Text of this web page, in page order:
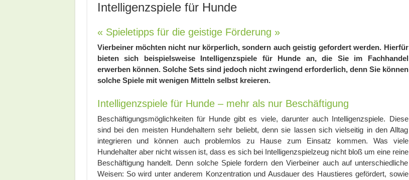
Intelligenzspiele für Hunde
« Spieletipps für die geistige Förderung »
Vierbeiner möchten nicht nur körperlich, sondern auch geistig gefordert werden. Hierfür
bieten sich beispielsweise Intelligenzspiele für Hunde an, die Sie im Fachhandel
erwerben können. Solche Sets sind jedoch nicht zwingend erforderlich, denn Sie können
solche Spiele mit wenigen Mitteln selbst kreieren.
Intelligenzspiele für Hunde – mehr als nur Beschäftigung
Beschäftigungsmöglichkeiten für Hunde gibt es viele, darunter auch Intelligenzspiele. Diese
sind bei den meisten Hundehaltern sehr beliebt, denn sie lassen sich vielseitig in den Alltag
integrieren und können auch problemlos zu Hause zum Einsatz kommen. Was viele
Hundehalter aber nicht wissen ist, dass es sich bei Intelligenzspielzeug nicht bloß um eine reine
Beschäftigung handelt. Denn solche Spiele fordern den Vierbeiner auch auf unterschiedliche
Weisen: So wird unter anderem Konzentration und Ausdauer des Haustieres gefördert, sowie